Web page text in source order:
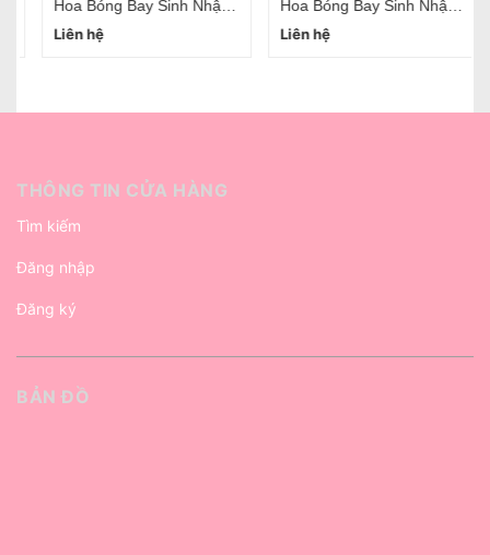
Hoa Bóng Bay Sinh Nhật Đẹp Tại Hà Nội Mẫu 02
Liên hệ
Hoa Bóng Bay Sinh Nhật Đẹp Tại Hà Nội Mẫu 01
Liên hệ
THÔNG TIN CỬA HÀNG
Tìm kiếm
Đăng nhập
Đăng ký
BẢN ĐỒ